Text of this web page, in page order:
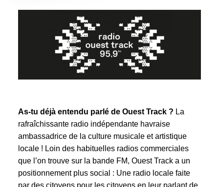
As-tu déjà entendu parlé deOuest Track ? La
rafraîchissante radio indépendante havraise
ambassadrice de la culture musicale et artistique
locale ! Loin des habituelles radios commerciales
que l’on trouve sur la bande FM, Ouest Track a un
positionnement plus social : Une radio locale faite
par des citoyens pour les citoyens en leur parlant de